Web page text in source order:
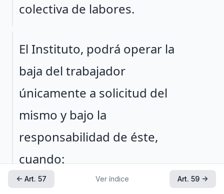
colectiva de labores.
Párrafo 2
El Instituto, podrá operar la
baja del trabajador
únicamente a solicitud del
mismo y bajo la
responsabilidad de éste,
cuando:
← Art. 57 Ver índice Art. 59 →